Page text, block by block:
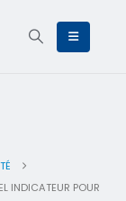
INDICATEUR POUR